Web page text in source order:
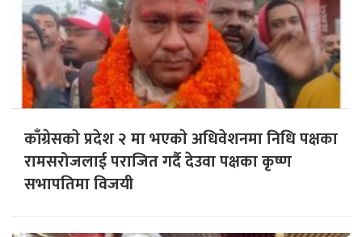
काँग्रेसकाे प्रदेश २ मा भएकाे अधिवेशनमा निधि पक्षका
रामसरोजलाई पराजित गर्दै देउवा पक्षका कृष्ण
सभापतिमा विजयी